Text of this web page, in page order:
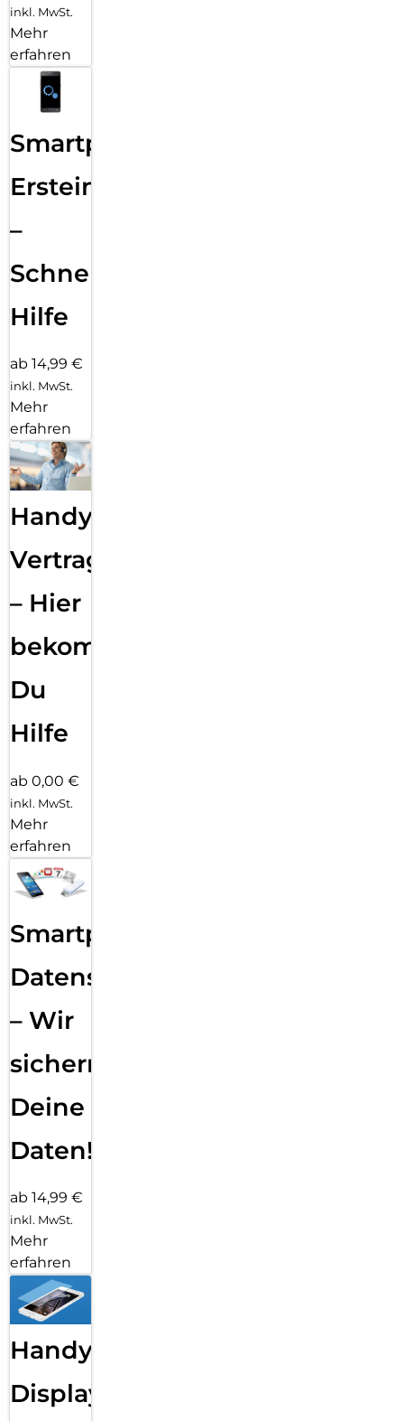
inkl. MwSt.
Mehr
erfahren
Smartphone
Ersteinrichtung
–
Schnelle
Hilfe
ab 14,99 €
inkl. MwSt.
Mehr
erfahren
Handy
Vertragsabwicklung
– Hier
bekommst
Du
Hilfe
ab 0,00 €
inkl. MwSt.
Mehr
erfahren
Smartphone
Datensicherung
– Wir
sichern
Deine
Daten!
ab 14,99 €
inkl. MwSt.
Mehr
erfahren
Handy
Displayfolie